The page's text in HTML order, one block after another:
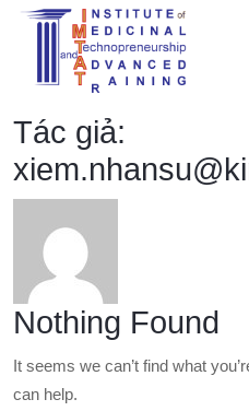
Tác giả:
Nothing Found
It seems we can’t find what
can help.